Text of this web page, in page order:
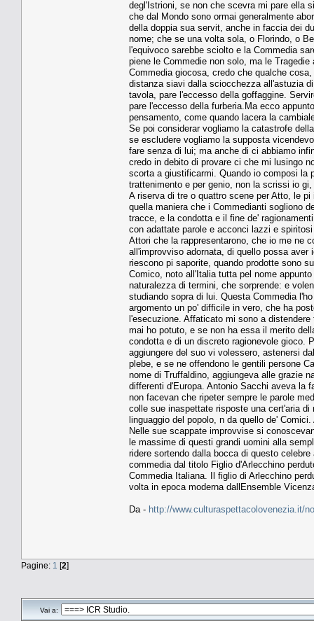
degl'Istrioni, se non che scevra mi pare ella
che dal Mondo sono ormai generalmente
della doppia sua servit, anche in faccia dei
nome; che se una volta sola, o Florindo, o
l'equivoco sarebbe sciolto e la Commedia
piene le Commedie non solo, ma le
Commedia giocosa, credo che qualche
distanza siavi dalla sciocchezza all'astuzia
tavola, pare l'eccesso della goffaggine.
pare l'eccesso della furberia.Ma ecco
pensamento, come quando lacera la
Se poi considerar vogliamo la catastrofe
se escludere vogliamo la supposta
fare senza di lui; ma anche di ci abbiamo
credo in debito di provare ci che mi lusingo
scorta a giustificarmi. Quando io composi la
trattenimento e per genio, non la scrissi io
A riserva di tre o quattro scene per Atto, le
quella maniera che i Commedianti sogliono
tracce, e la condotta e il fine de'
con adattate parole e acconci lazzi e
Attori che la rappresentarono, che io me ne
all'improvviso adornata, di quello possa
riescono pi saporite, quando prodotte sono
Comico, noto all'Italia tutta pel nome
naturalezza di termini, che sorprende: e
studiando sopra di lui. Questa Commedia
argomento un po' difficile in vero, che ha
l'esecuzione. Affaticato mi sono a
mai ho potuto, e se non ha essa il merito
condotta e di un discreto ragionevole gioco.
aggiungere del suo vi volessero, astenersi
plebe, e se ne offendono le gentili persone
nome di Truffaldino, aggiungeva alle grazie
differenti d'Europa. Antonio Sacchi aveva la
non facevan che ripeter sempre le parole
colle sue inaspettate risposte una cert'aria
linguaggio del popolo, n da quello de'
Nelle sue scappate improvvise si
le massime di questi grandi uomini alla
ridere sortendo dalla bocca di questo
commedia dal titolo Figlio d'Arlecchino
Commedia Italiana. Il figlio di Arlecchino
volta in epoca moderna dallEnsemble
Da - http://www.culturaspettacolovenezia.it/
Pagine: 1 [2]
Vai a: